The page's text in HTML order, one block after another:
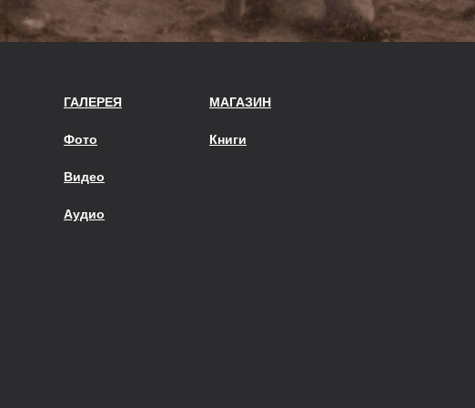
ГАЛЕРЕЯ
Фото
Видео
Аудио
МАГАЗИН
Книги